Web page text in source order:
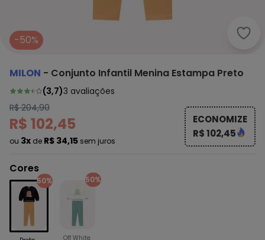
-50%
MILON - Conjunto Infantil Menina Estampa Preto
(3,7)3 avaliações
R$ 204,90
R$ 102,45
ou 3x de R$ 34,15 sem juros
ECONOMIZE
R$ 102,45
Cores
50% 50%
Off White